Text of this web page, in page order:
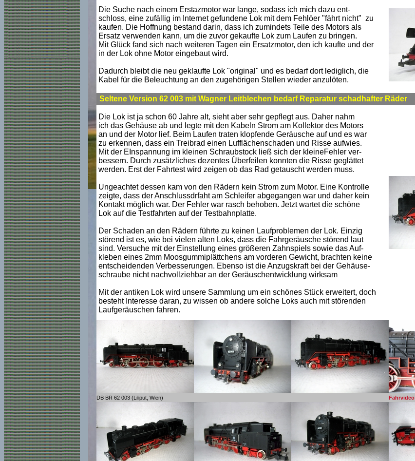
Die Suche nach einem Erstazmotor war lange, sodass ich mich dazu ent-
schloss, eine zufällig im Internet gefundene Lok mit dem Fehlöer "fährt nicht" zu
kaufen. Die Hoffnung bestand darin, dass ich zumindets Teile des Motors als
Ersatz verwenden kann, um die zuvor gekaufte Lok zum Laufen zu bringen.
Mit Glück fand sich nach weiteren Tagen ein Ersatzmotor, den ich kaufte und der
in der Lok ohne Motor eingebaut wird.
Dadurch bleibt die neu geklaufte Lok "original" und es bedarf dort lediglich, die
Kabel für die Beleuchtung an den zugehörigen Stellen wieder anzulöten.
Seltene Version 62 003 mit Wagner Leitblechen bedarf Reparatur schadhafter Räder
Die Lok ist ja schon 60 Jahre alt, sieht aber sehr gepflegt aus. Daher nahm
ich das Gehäuse ab und legte mit den Kabeln Strom am Kollektor des Motors
an und der Motor lief. Beim Laufen traten klopfende Geräusche auf und es war
zu erkennen, dass ein Treibrad einen Lufflächenschaden und Risse aufwies.
Mit der EInspannung im kleinen Schraubstock ließ sich der kleineFehler ver-
bessern. Durch zusätzliches dezentes Überfeilen konnten die Risse geglättet
werden. Erst der Fahrtest wird zeigen ob das Rad getauscht werden muss.
Ungeachtet dessen kam von den Rädern kein Strom zum Motor. Eine Kontrolle
zeigte, dass der Anschlussdrfaht am Schleifer abgegangen war und daher kein
Kontakt möglich war. Der Fehler war rasch behoben. Jetzt wartet die schöne
Lok auf die Testfahrten auf der Testbahnplatte.
Der Schaden an den Rädern führte zu keinen Laufproblemen der Lok. Einzig
störend ist es, wie bei vielen alten Loks, dass die Fahrgeräusche störend laut
sind. Versuche mit der Einstellung eines größeren Zahnspiels sowie das Auf-
kleben eines 2mm Moosgummiplättchens am vorderen Gewicht, brachten keine
entscheidenden Verbesserungen. Ebenso ist die Anzugskraft bei der Gehäuse-
schraube nicht nachvollziehbar an der Geräuschentwicklung wirksam
Mit der antiken Lok wird unsere Sammlung um ein schönes Stück erweitert, doch
besteht Interesse daran, zu wissen ob andere solche Loks auch mit störenden
Laufgeräuschen fahren.
DB BR 62 003 (Liliput, Wien) Fahrvideo